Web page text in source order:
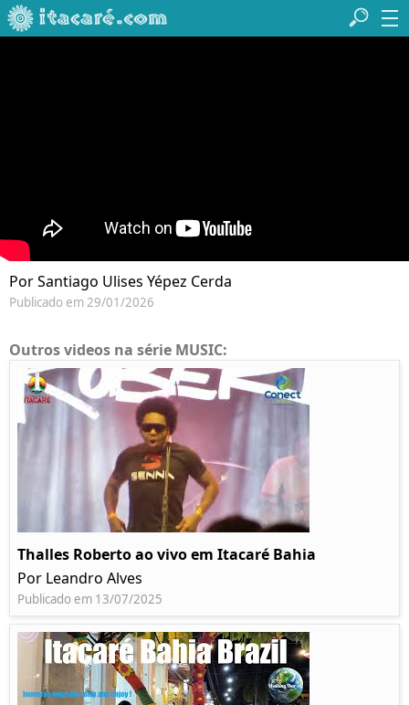
Por Santiago Ulises Yépez Cerda
Publicado em 29/01/2026
Outros videos na série MUSIC:
Thalles Roberto ao vivo em Itacaré Bahia
Por Leandro Alves
Publicado em 13/07/2025